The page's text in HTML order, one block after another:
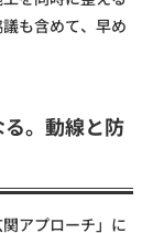
も含めて、早め
。動線と防
アプローチ」に